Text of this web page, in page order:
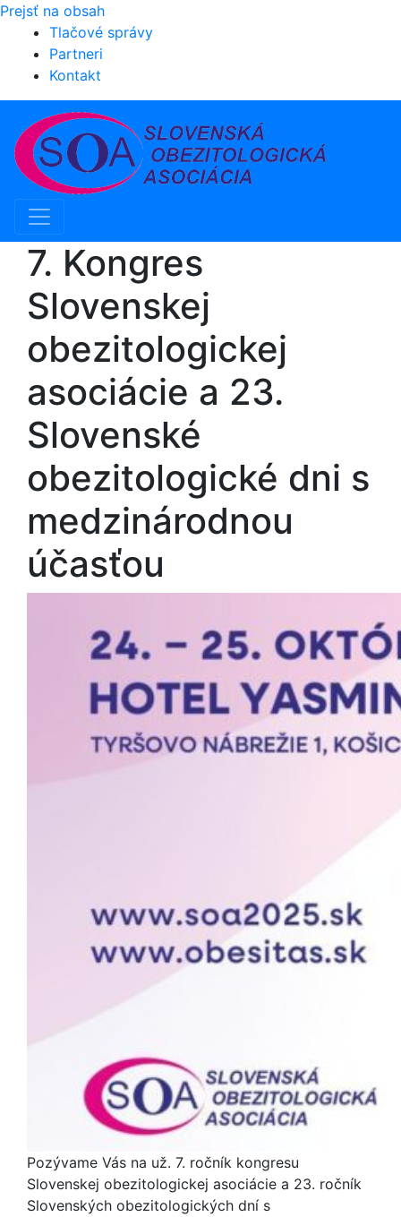
Prejsť na obsah
Tlačové správy
Partneri
Kontakt
Hlavná
navigácia
7. Kongres
Slovenskej
obezitologickej
asociácie a 23.
Slovenské
obezitologické dni s
medzinárodnou
účasťou
Pozývame Vás na už. 7. ročník kongresu
Slovenskej obezitologickej asociácie a 23. ročník
Slovenských obezitologických dní s